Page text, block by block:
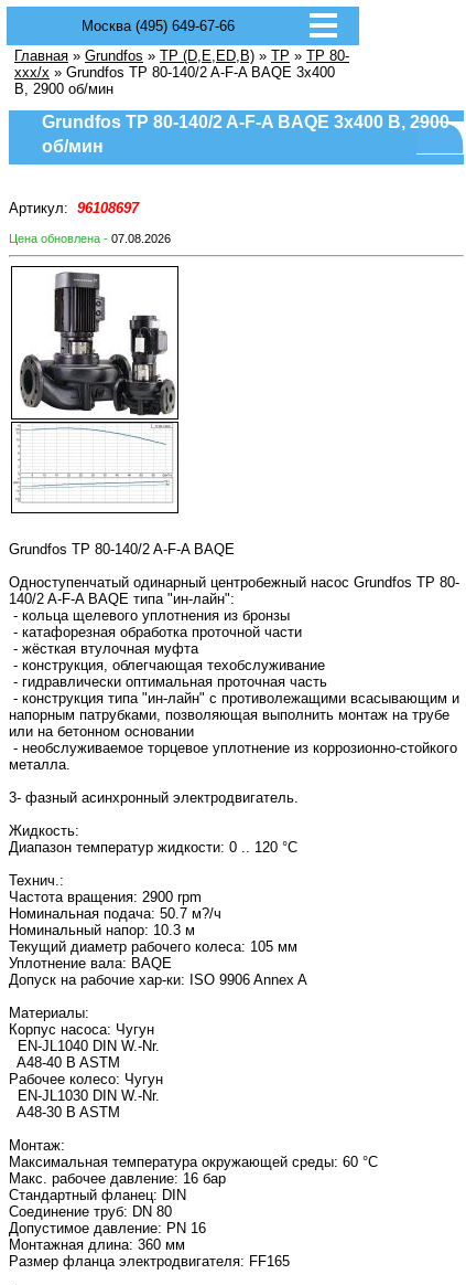
Москва (495) 649-67-66
Главная » Grundfos » TP (D,E,ED,B) » TP » TP 80-
xxx/x » Grundfos TP 80-140/2 A-F-A BAQE 3x400
В, 2900 об/мин
Grundfos TP 80-140/2 A-F-A BAQE 3x400 В, 2900
об/мин
Артикул: 96108697
Цена обновлена - 07.08.2026
Grundfos TP 80-140/2 A-F-A BAQE
Одноступенчатый одинарный центробежный насос Grundfos TP 80-
140/2 A-F-A BAQE типа "ин-лайн":
- кольца щелевого уплотнения из бронзы
- катафорезная обработка проточной части
- жёсткая втулочная муфта
- конструкция, облегчающая техобслуживание
- гидравлически оптимальная проточная часть
- конструкция типа "ин-лайн" с противолежащими всасывающим и
напорным патрубками, позволяющая выполнить монтаж на трубе
или на бетонном основании
- необслуживаемое торцевое уплотнение из коррозионно-стойкого
металла.
3- фазный асинхронный электродвигатель.
Жидкость:
Диапазон температур жидкости: 0 .. 120 °C
Технич.:
Частота вращения: 2900 rpm
Номинальная подача: 50.7 м?/ч
Номинальный напор: 10.3 м
Текущий диаметр рабочего колеса: 105 мм
Уплотнение вала: BAQE
Допуск на рабочие хар-ки: ISO 9906 Annex A
Материалы:
Корпус насоса: Чугун
EN-JL1040 DIN W.-Nr.
A48-40 B ASTM
Рабочее колесо: Чугун
EN-JL1030 DIN W.-Nr.
A48-30 B ASTM
Монтаж:
Максимальная температура окружающей среды: 60 °C
Макс. рабочее давление: 16 бар
Стандартный фланец: DIN
Соединение труб: DN 80
Допустимое давление: PN 16
Монтажная длина: 360 мм
Размер фланца электродвигателя: FF165